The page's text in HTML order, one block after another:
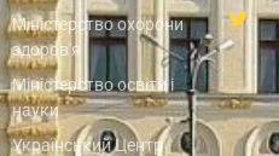
Міністерство охорони
здоров'я
Міністерство освіти і
науки
Український Центр